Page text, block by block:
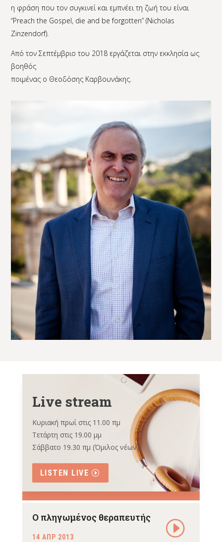
η φράση που τον συγκινεί και εμπνέει τη ζωή του είναι
“Preach the Gospel, die and be forgotten” (Nicholas
Zinzendorf).
Από τον Σεπτέμβριο του 2018 εργάζεται στην εκκλησία ως
βοηθός
ποιμένας ο Θεοδόσης Καρβουνάκης.
Live stream
Κυριακή πρωί στις 11.00 πμ
Τετάρτη στις 19.00 μμ
Σάββατο 19.30 πμ (Όμιλος νέων)
LISTEN LIVE
Ο πληγωμένος θεραπευτής
14 ΑΠΡ 2013